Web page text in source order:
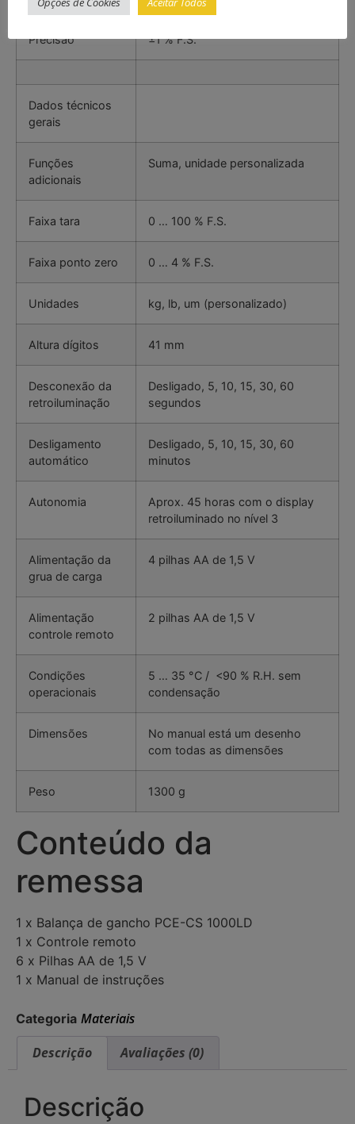
Precisão ±1 % F.S.
Dados técnicos
gerais
Funções
adicionais
Suma, unidade personalizada
Faixa tara 0 … 100 % F.S.
Faixa ponto zero 0 … 4 % F.S.
Unidades kg, lb, um (personalizado)
Altura dígitos 41 mm
Desconexão da
retroiluminação
Desligado, 5, 10, 15, 30, 60
segundos
Desligamento
automático
Desligado, 5, 10, 15, 30, 60
minutos
Autonomia
Aprox. 45 horas com o display
retroiluminado no nível 3
Alimentação da
grua de carga
4 pilhas AA de 1,5 V
Alimentação
controle remoto
2 pilhas AA de 1,5 V
Condições
operacionais
5 … 35 °C / <90 % R.H. sem
condensação
Dimensões
No manual está um desenho
com todas as dimensões
Peso 1300 g
Conteúdo da
remessa
1 x Balança de gancho PCE-CS 1000LD
1 x Controle remoto
6 x Pilhas AA de 1,5 V
1 x Manual de instruções
Categoria Materiais
Descrição
Avaliações (0)
Descrição